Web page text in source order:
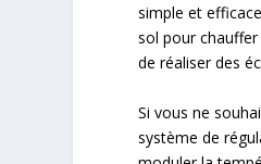
simple et
sol pour
de réaliser des
Si vous ne
système de